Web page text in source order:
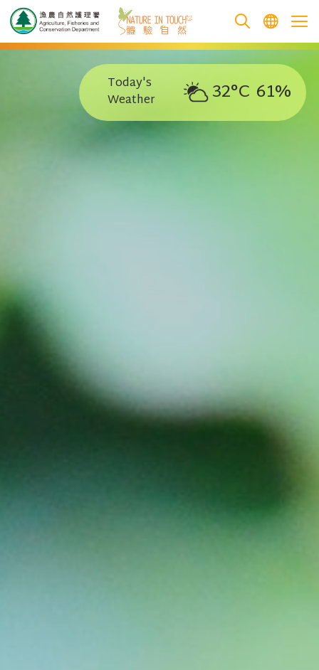
跳至主要內容
Today's
Weather
32°C 61%